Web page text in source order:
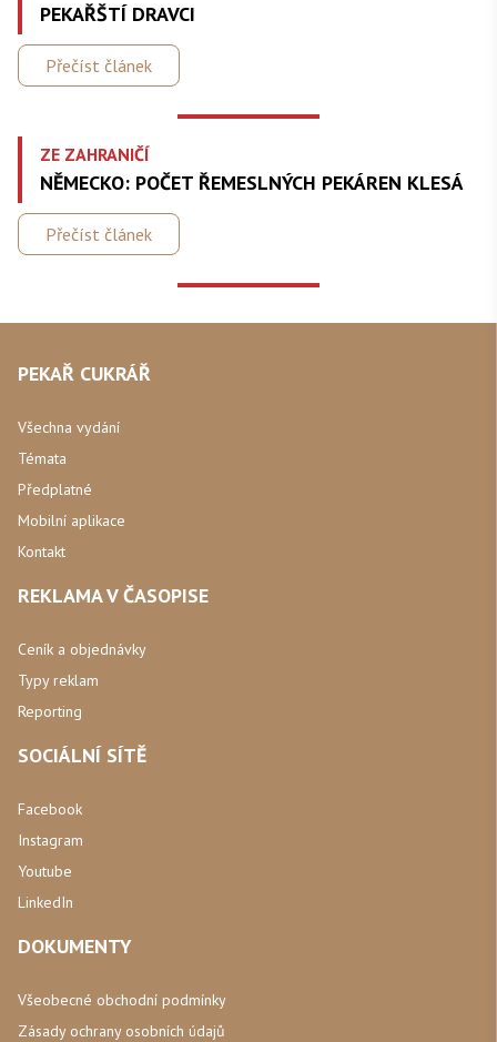
PEKAŘŠTÍ DRAVCI
Přečíst článek
ZE ZAHRANIČÍ
NĚMECKO: POČET ŘEMESLNÝCH PEKÁREN KLESÁ
Přečíst článek
PEKAŘ CUKRÁŘ
Všechna vydání
Témata
Předplatné
Mobilní aplikace
Kontakt
REKLAMA V ČASOPISE
Ceník a objednávky
Typy reklam
Reporting
SOCIÁLNÍ SÍTĚ
Facebook
Instagram
Youtube
LinkedIn
DOKUMENTY
Všeobecné obchodní podmínky
Zásady ochrany osobních údajů